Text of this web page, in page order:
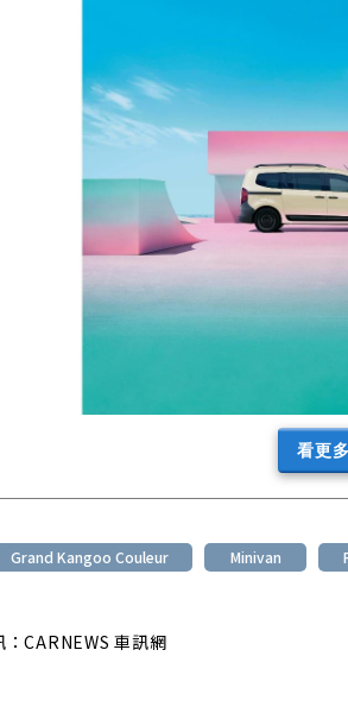
看更
Grand Kangoo Couleur Minivan
CARNEWS 車訊網